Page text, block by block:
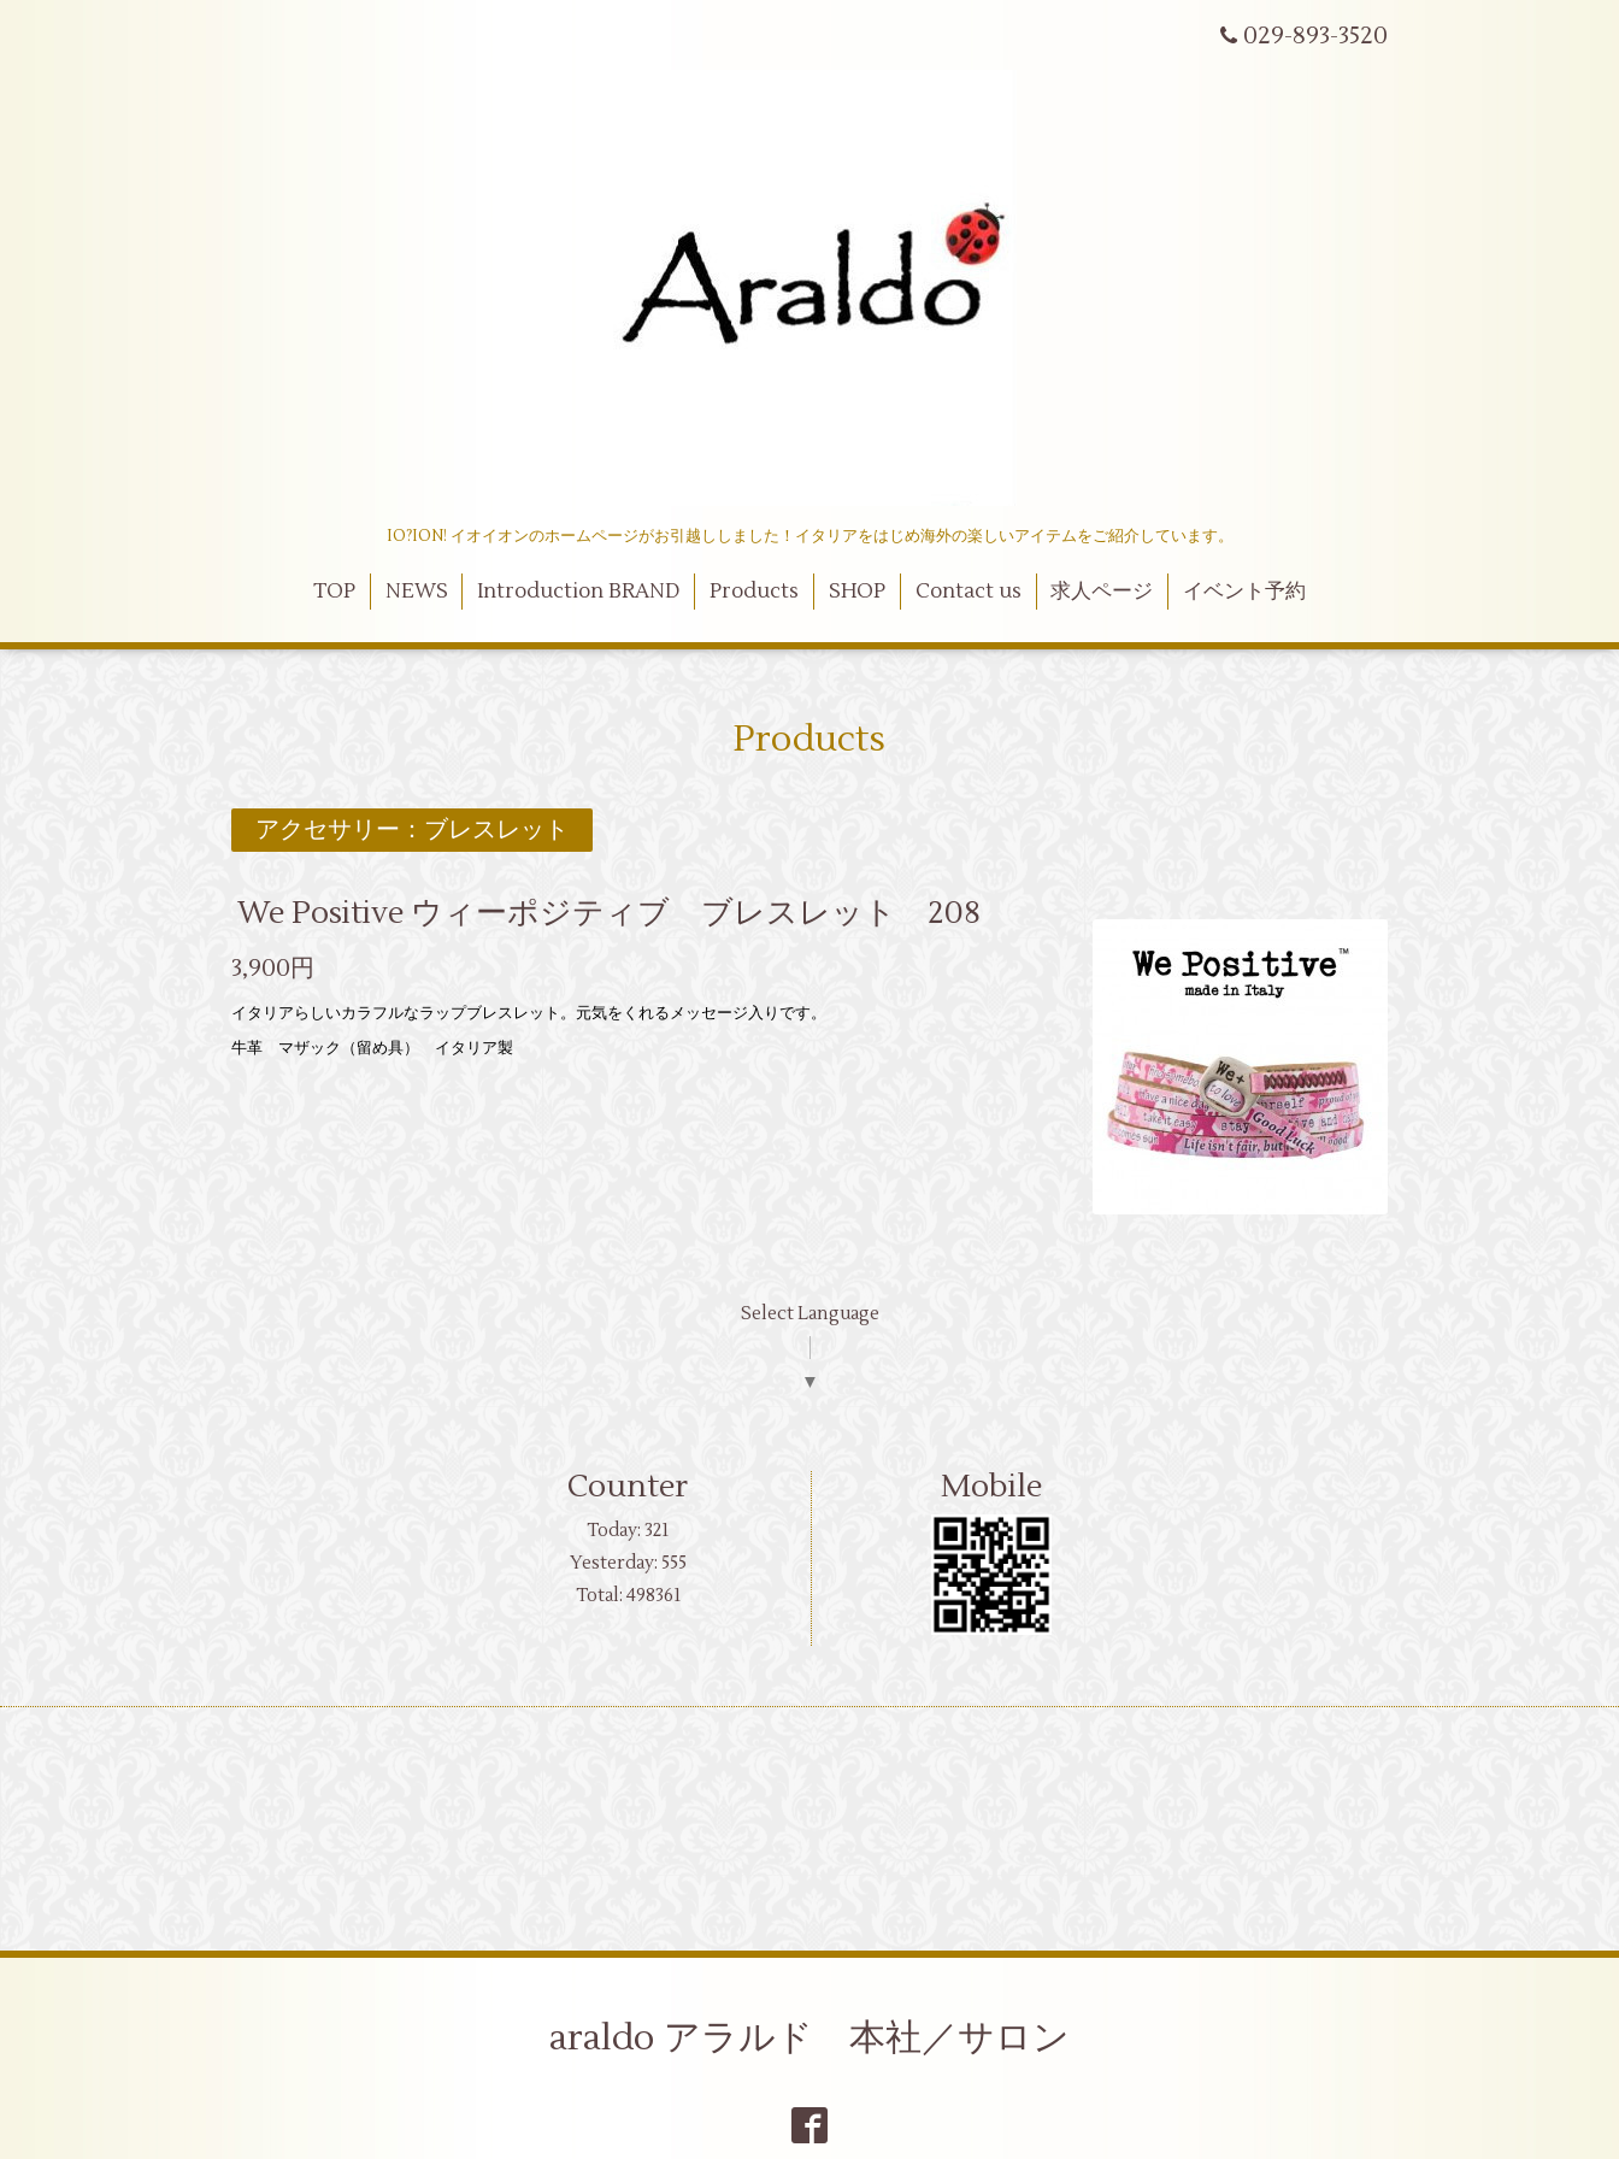
029-893-3520
IO?ION! イオイオンのホームページがお引越ししました！イタリアをはじめ海外の楽しいアイテムをご紹介しています。
TOP NEWS Introduction BRAND Products SHOP Contact us 求人ページ イベント予約
Products
アクセサリー：ブレスレット
We Positive ウィーポジティブ ブレスレット 208
3,900円
イタリアらしいカラフルなラップブレスレット。元気をくれるメッセージ入りです。
牛革 マザック（留め具） イタリア製
Select Language
▼
Counter
Today:321
Yesterday: 555
Total: 498361
Mobile
araldo アラルド 本社／サロン